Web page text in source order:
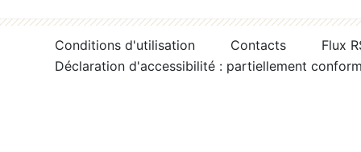
Conditions d'utilisation Contacts
Flux
Déclaration d'accessibilité : partiellement